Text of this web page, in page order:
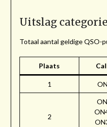
Uitslag
Totaal aantal geldige QSO-
Plaats
1
2